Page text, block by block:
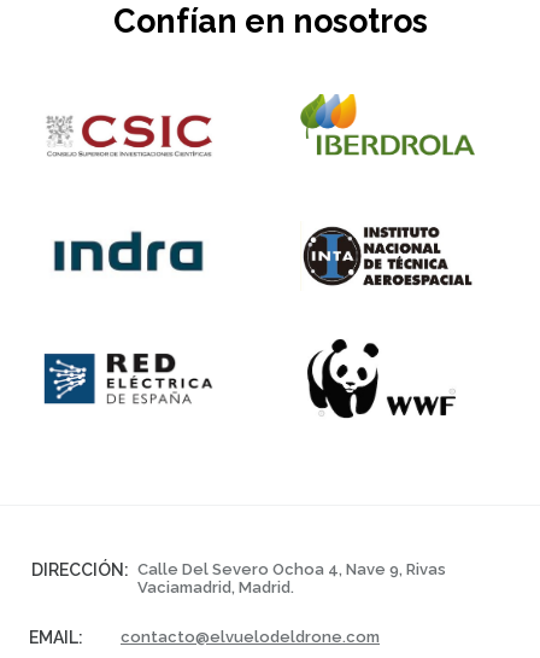
Confían en nosotros
DIRECCIÓN: Calle Del Severo Ochoa 4, Nave 9, Rivas
Vaciamadrid, Madrid.
EMAIL: contacto@elvuelodeldrone.com